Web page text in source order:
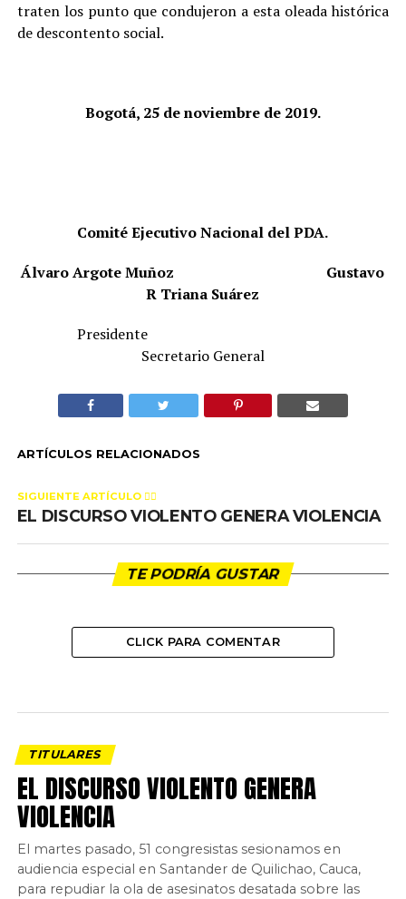
traten los punto que condujeron a esta oleada histórica
de descontento social.
Bogotá, 25 de noviembre de 2019.
Comité Ejecutivo Nacional del PDA.
Álvaro Argote Muñoz
Gustavo
R Triana Suárez
Presidente
Secretario General
ARTÍCULOS RELACIONADOS
SIGUIENTE ARTÍCULO 👈🏻
EL DISCURSO VIOLENTO GENERA VIOLENCIA
TE PODRÍA GUSTAR
CLICK PARA COMENTAR
TITULARES
EL DISCURSO VIOLENTO GENERA
VIOLENCIA
El martes pasado, 51 congresistas sesionamos en
audiencia especial en Santander de Quilichao, Cauca,
para repudiar la ola de asesinatos desatada sobre las